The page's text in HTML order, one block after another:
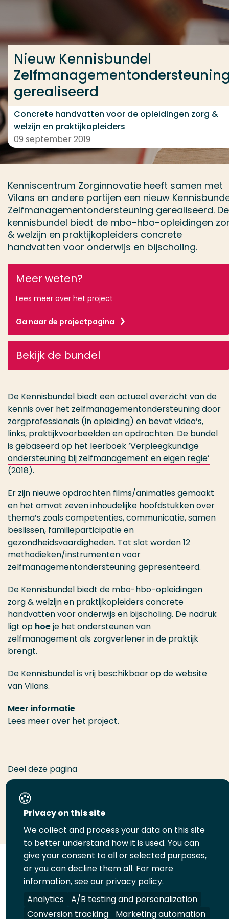
... > Nieuw Kennisbundel
Nieuw Kennisbundel
gerealiseerd
Concrete handvatten voor de opleidingen zorg &
welzijn en praktijkopleiders
09 september 2019
Kenniscentrum Zorginnovatie heeft samen met
Vilans en andere partijen een nieuw
Zelfmanagementondersteuning gerealiseerd. De
kennisbundel biedt de mbo-hbo-opleidingen
& welzijn en praktijkopleiders concrete
handvatten voor onderwijs en bijscholing.
Meer weten?
Lees meer over het project
Ga naar de projectpagina
Bekijk de bundel
De Kennisbundel biedt een actueel overzicht van de
kennis over het zelfmanagementondersteuning door
zorgprofessionals (in opleiding) en bevat video’s,
links, praktijkvoorbeelden en opdrachten. De bundel
is gebaseerd op het leerboek‘Verpleegkundige
ondersteuning bij zelfmanagement en eigen regie’
(2018).
Er zijn nieuwe opdrachten films/animaties gemaakt
en het omvat zeven inhoudelijke hoofdstukken over
thema’s zoals competenties, communicatie, samen
beslissen, familieparticipatie en
gezondheidsvaardigheden. Tot slot worden 12
methodieken/instrumenten voor
zelfmanagementondersteuning gepresenteerd.
De Kennisbundel biedt de mbo-hbo-opleidingen
zorg & welzijn en praktijkopleiders concrete
handvatten voor onderwijs en bijscholing. De nadruk
ligt op hoeje het ondersteunen van
zelfmanagement als zorgverlener in de praktijk
brengt.
De Kennisbundel is vrij beschikbaar op de website
vanVilans.
Meer informatie
Lees meer over het project.
Deel deze pagina
Deel
LinkedIn
Deel
op
Twitter
Deel
op
Facebook
Email
deze
pagina
deze
pagina
Volg
ons
LinkedIn
Volg
ons
Facebook
Volg
ons
YouTube
Volg
ons
Instagram
Leveranciers
Veel gezocht
Opleiding
Contact
Privacy on this site
We collect and process your data on this site
to better understand how it is used. You can
give your consent to all or selected purposes,
or you can decline them all. For more
information, see our privacy policy.
Analytics
A/B testing and personalization
Conversion tracking
Marketing automation